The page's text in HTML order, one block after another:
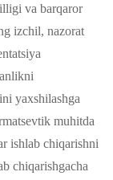
va barqaror
izchil, nazorat
yaxshilashga
muhitda
ishlab chiqarishni
chiqarishgacha